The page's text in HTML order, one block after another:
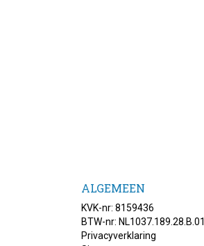
ALGEMEEN
KVK-nr: 8159436
BTW-nr: NL1037.189.28.B.01
Privacyverklaring